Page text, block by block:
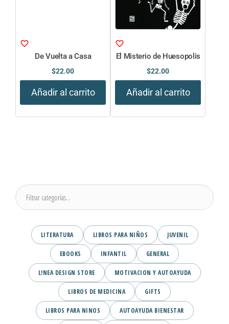
De Vuelta a Casa
$22.00
Añadir al carrito
El Misterio de Huesopolis
$22.00
Añadir al carrito
LITERATURA LIBROS PARA NIÑOS JUVENIL
EBOOKS INFANTIL GENERAL
L!NEA DESIGN STORE MOTIVACION Y AUTOAYUDA
LIBROS DE MEDICINA GIFTS
LIBROS PARA NINOS AUTOAYUDA BIENESTAR